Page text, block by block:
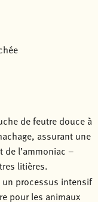
de feutre douce à
assurant une
de l’ammoniac –
litières.
un processus intensif
pour les animaux